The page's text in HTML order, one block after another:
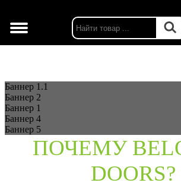
Баннер 1.1
Баннер 2
Баннер 1
Баннер 4
Баннер 5
ПОЧЕМУ
DOORS?